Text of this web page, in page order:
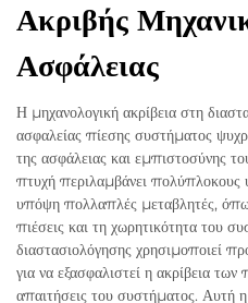
Ακριβής
Ασφάλειας
Η μηχανολογική ακρίβεια στη
ασφαλείας πίεσης συστήματος
της ασφάλειας και εμπιστοσύνης
πτυχή περιλαμβάνει
υπόψη πολλαπλές μεταβλητές,
πιέσεις και τη χωρητικότητα του
διαστασιολόγησης χρησιμοποιεί
για να εξασφαλιστεί η ακρίβεια
απαιτήσεις του συστήματος. Αυτή